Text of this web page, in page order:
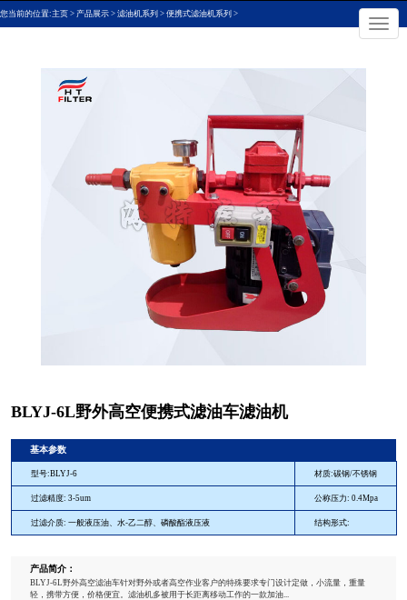
切
换
导
×
您当前的位置:主页 > 产品展示 > 滤油机系列 > 便携式滤油机系列 >
BLYJ-6L野外高空便携式滤油车滤油机
基本参数
型号:BLYJ-6 材质:碳钢/不锈钢
过滤精度: 3-5um 公称压力: 0.4Mpa
过滤介质: 一般液压油、水-乙二醇、磷酸酯液压液 结构形式:
产品简介：
BLYJ-6L野外高空滤油车针对野外或者高空作业客户的特殊要求专门设计定做，小流量，重量
轻，携带方便，价格便宜。滤油机多被用于长距离移动工作的一款加油...